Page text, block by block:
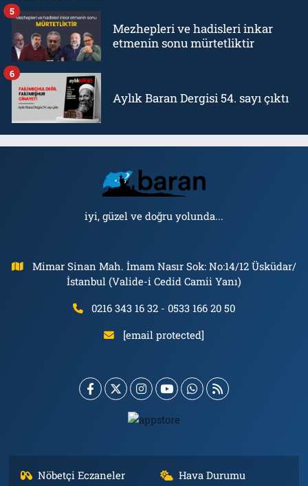
Mezhepleri ve hadisleri inkar
etmenin sonu mürtetliktir
5
Aylık Baran Dergisi 54. sayı çıktı
6
iyi, güzel ve doğru yolunda...
Mimar Sinan Mah. İmam Nasır Sok: No:14/12 Üsküdar/
İstanbul (Valide-i Cedid Camii Yanı)
0216 343 16 32 - 0533 166 20 50
[email protected]
Nöbetçi Eczaneler Hava Durumu